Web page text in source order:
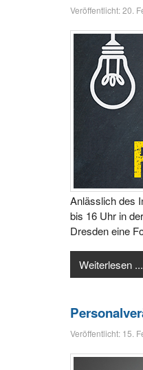
Veröffentlicht: 20.
Anlässlich des
bis 16 Uhr in
Dresden eine
Weiterlesen ...
Veröffentlicht: 15.